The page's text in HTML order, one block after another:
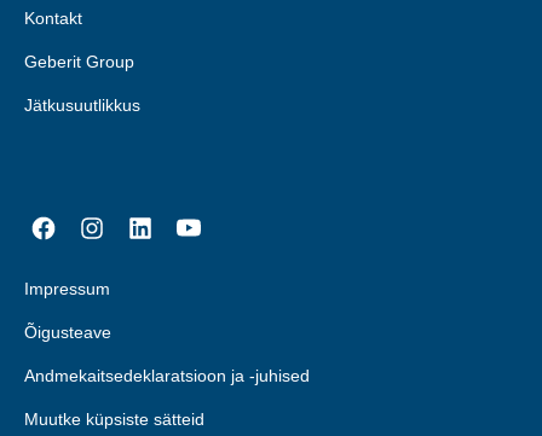
Kontakt
Geberit Group
Jätkusuutlikkus
Impressum
Õigusteave
Andmekaitsedeklaratsioon ja -juhised
Muutke küpsiste sätteid